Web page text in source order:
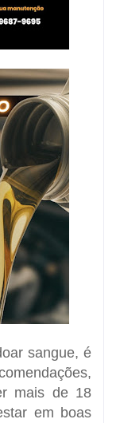
sangue, é
mais de 18
em boas